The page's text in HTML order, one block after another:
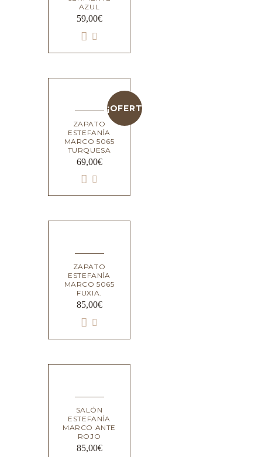
AZUL
59,00€
¡OFERTA!
ZAPATO
ESTEFANÍA
MARCO 5065
TURQUESA
69,00€
ZAPATO
ESTEFANÍA
MARCO 5065
FUXIA.
85,00€
SALÓN
ESTEFANÍA
MARCO ANTE
ROJO
85,00€